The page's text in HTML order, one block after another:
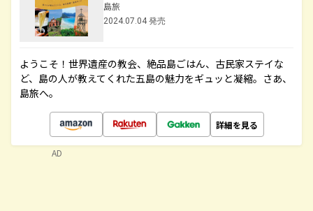
島旅
2024.07.04 発売
ようこそ！世界遺産の教会、絶品島ごはん、古民家ステイな
ど、島の人が教えてくれた五島の魅力をギュッと凝縮。さあ、
島旅へ。
詳細を見る
AD